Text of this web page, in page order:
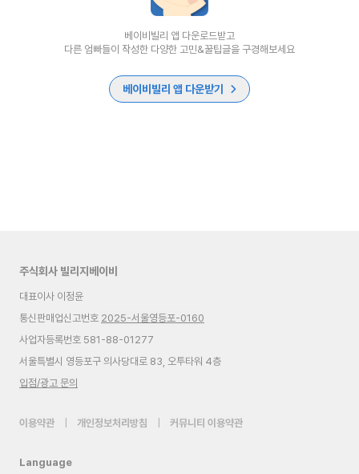
베이비빌리 앱 다운로드받고
다른 엄빠들이 작성한 다양한 고민&꿀팁글을 구경해보세요
베이비빌리 앱 다운받기
주식회사 빌리지베이비
대표이사 이정윤
통신판매업신고번호 2025-서울영등포-0160
사업자등록번호 581-88-01277
서울특별시 영등포구 의사당대로 83, 오투타워 4층
입점/광고 문의
이용약관 개인정보처리방침 커뮤니티 이용약관
Language